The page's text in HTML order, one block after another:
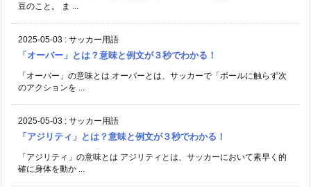
豆のこと。 ま ...
2025-05-03 : サッカー用語
「オーバー」とは？意味と例文が３秒でわかる！
「オーバー」の意味とは オーバーとは、サッカーで「ボールに触らず次
のアクションを ...
2025-05-03 : サッカー用語
「アジリティ」とは？意味と例文が３秒でわかる！
「アジリティ」の意味とは アジリティとは、サッカーにおいて素早く的
確に身体を動か ...